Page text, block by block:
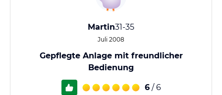
Martin31-35
Juli 2008
Gepflegte Anlage mit freundlicher
Bedienung
6 / 6